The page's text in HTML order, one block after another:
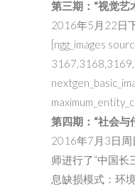
第三期：“视觉艺
2016年5月22日
[ngg_images
第四期：“社会与
2016年7月3日周
师进行了“中国
息缺损模式：环